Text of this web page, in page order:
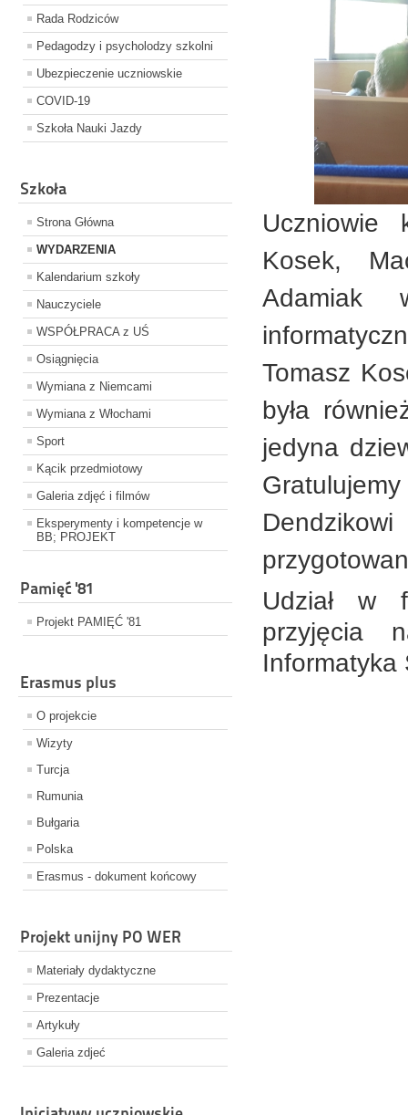
Rada Rodziców
Pedagodzy i psycholodzy szkolni
Ubezpieczenie uczniowskie
COVID-19
Szkoła Nauki Jazdy
Szkoła
Strona Główna
WYDARZENIA
Kalendarium szkoły
Nauczyciele
WSPÓŁPRACA z UŚ
Osiągnięcia
Wymiana z Niemcami
Wymiana z Włochami
Sport
Kącik przedmiotowy
Galeria zdjęć i filmów
Eksperymenty i kompetencje w
BB; PROJEKT
Pamięć '81
Projekt PAMIĘĆ '81
Erasmus plus
O projekcie
Wizyty
Turcja
Rumunia
Bułgaria
Polska
Erasmus - dokument końcowy
Projekt unijny PO WER
Materiały dydaktyczne
Prezentacje
Artykuły
Galeria zdjeć
Uczniowie
Kosek,
Adamiak
Tomasz
była
jedyna
Udział w
przyjęcia
Informatyka